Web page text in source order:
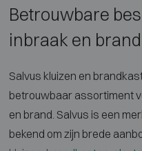
Betrouwbare
inbraak en brand
Salvus kluizen en
betrouwbaar assortiment
en brand. Salvus is een
bekend om zijn brede